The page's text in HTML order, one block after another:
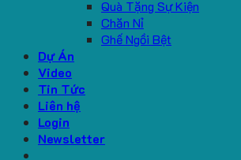
Quà Tặng Sự Kiện
Chăn Nỉ
Ghế Ngồi Bệt
Dự Án
Video
Tin Tức
Liên hệ
Login
Newsletter